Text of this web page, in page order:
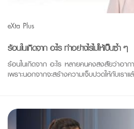
eXta Plus
ร้อนในเกิดจาก อะไร ทำอย่างไรไม่ให้เป็นซ้ำ ๆ
ร้อนในเกิดจาก อะไร หลายคนคงสงสัยว่าอาก
เพราะนอกจากจะสร้างความเจ็บปวดให้กับเรา